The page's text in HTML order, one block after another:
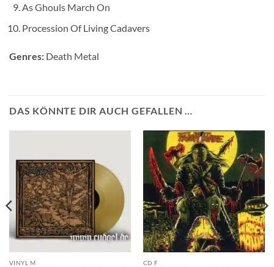
As Ghouls March On
Procession Of Living Cadavers
Genres: Death Metal
DAS KÖNNTE DIR AUCH GEFALLEN …
VINYL M CD F